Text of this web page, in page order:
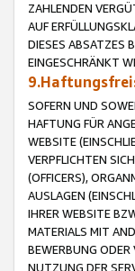
ZAHLENDEN
AUF
DIESES ABSATZES
EINGESCHRÄNKT
SOFERN UND
HAFTUNG FÜR
WEBSITE
VERPFLICHTEN
(OFFICERS),
AUSLAGEN
IHRER WEBSITE
MATERIALS MIT
BEWERBUNG ODER
NUTZUNG DER